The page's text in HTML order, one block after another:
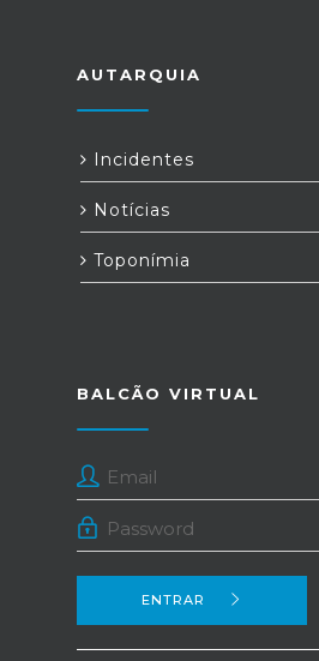
AUTARQUIA
Incidentes
Notícias
Toponímia
BALCÃO VIRTUAL
ENTRAR